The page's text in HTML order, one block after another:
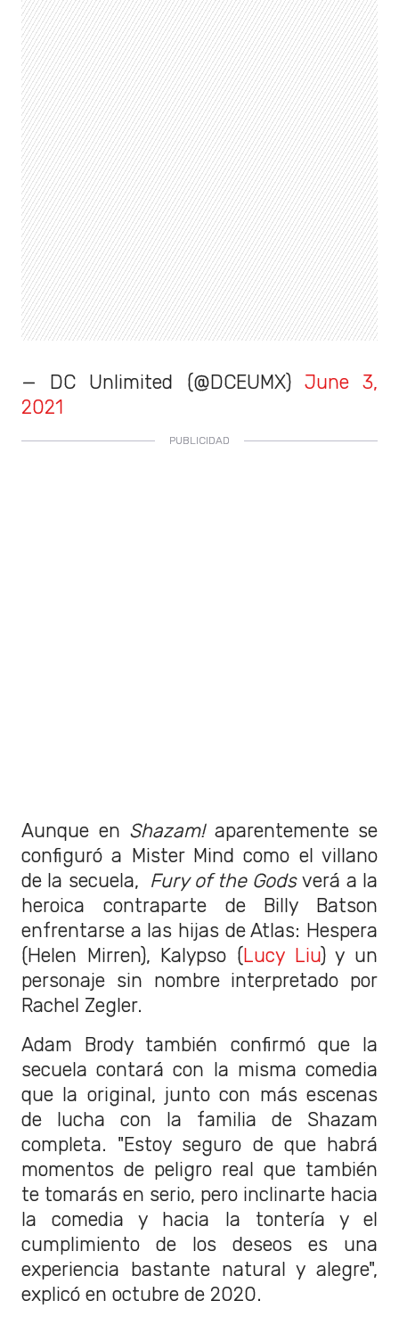
— DC Unlimited (@DCEUMX) June 3,
2021
Aunque en Shazam! aparentemente se
configuró a Mister Mind como el villano
de la secuela, Fury of the Godsverá a la
heroica contraparte de Billy Batson
enfrentarse a las hijas de Atlas: Hespera
(Helen Mirren), Kalypso (Lucy Liu) y un
personaje sin nombre interpretado por
Rachel Zegler.
Adam Brody también confirmó que la
secuela contará con la misma comedia
que la original, junto con más escenas
de lucha con la familia de Shazam
completa. "Estoy seguro de que habrá
momentos de peligro real que también
te tomarás en serio, pero inclinarte hacia
la comedia y hacia la tontería y el
cumplimiento de los deseos es una
experiencia bastante natural y alegre",
explicó en octubre de 2020.